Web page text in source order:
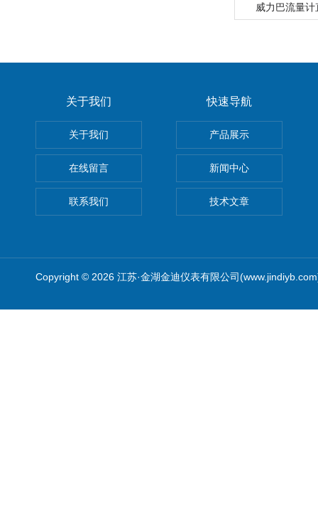
威力巴流量
关于我们
关于我们
在线留言
联系我们
快速导航
产品展示
新闻中心
技术文章
Copyright © 2026 江苏·金湖金迪仪表有限公司